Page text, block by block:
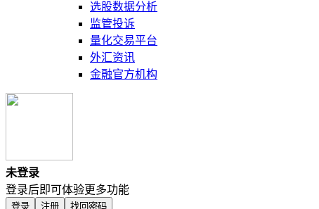
选股数据分析
监管投诉
量化交易平台
外汇资讯
金融官方机构
未登录
登录后即可体验更多功能
登录 注册 找回密码